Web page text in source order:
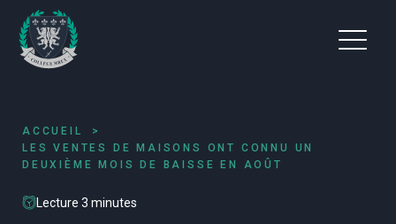
ACCUEIL
LES VENTES DE MAISONS ONT CONNU UN
DEUXIÈME MOIS DE BAISSE EN AOÛT
Lecture 3 minutes